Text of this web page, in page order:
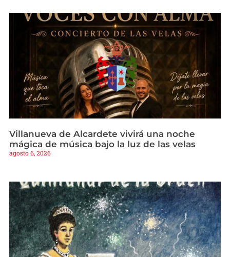
Villanueva de Alcardete vivirá una noche
mágica de música bajo la luz de las velas
agosto 6, 2026